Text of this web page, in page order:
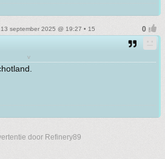
september 2025 @ 19:27 • 15
v
door Refinery89